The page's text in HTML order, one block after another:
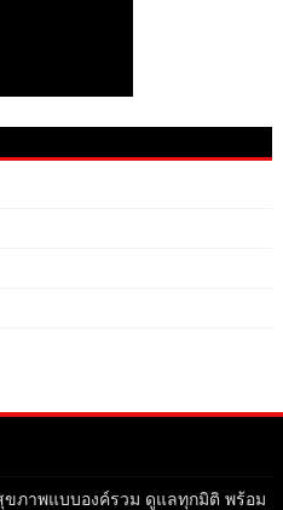
ขภาพแบบองค์รวม ดูแลทุกมิติ พร้อม